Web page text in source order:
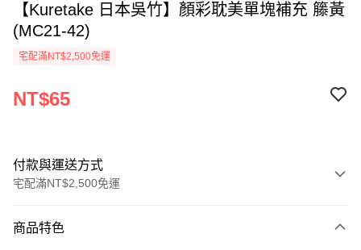
【Kuretake 日本吳竹】顏彩耽美單塊補充 籐黃
(MC21-42)
宅配滿NT$2,500免運
NT$65
付款與運送方式
宅配滿NT$2,500免運
信用卡一次付款
商品特色